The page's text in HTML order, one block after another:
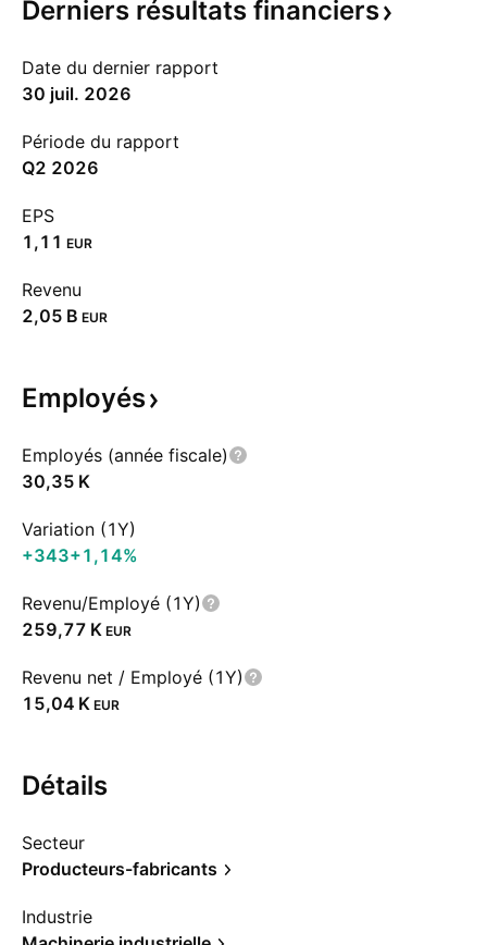
Derniers résultats financiers
Date du dernier rapport
30 juil. 2026
Période du rapport
Q2 2026
EPS
1,11 EUR
Revenu
‪2,05 B‬ EUR
Employés
Employés (année fiscale)
‪30,35 K‬
Variation (1Y)
+343+1,14%
Revenu/Employé (1Y)
‪259,77 K‬ EUR
Revenu net / Employé (1Y)
‪15,04 K‬ EUR
Détails
Secteur
Producteurs-fabricants
Industrie